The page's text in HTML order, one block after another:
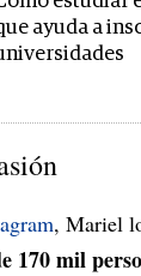
ayuda a
, Mariel
170 mil